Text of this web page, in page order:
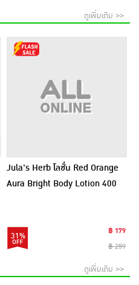
ดูเพิ่มเติม >>
Jula's Herb โลชั่น Red Orange
Aura Bright Body Lotion 400
31%
฿ 179
฿ 259
ดูเพิ่มเติม >>